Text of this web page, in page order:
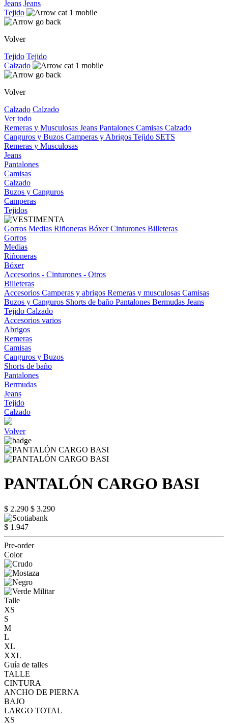
Jeans Jeans
Tejido
Volver
Tejido Tejido
Calzado
Volver
Calzado Calzado
Ver todo
Remeras y Musculosas Jeans Pantalones Camisas Calzado
Canguros y Buzos Camperas y Abrigos Tejido SETS
Remeras y Musculosas
Jeans
Pantalones
Camisas
Calzado
Buzos y Canguros
Camperas
Tejidos
Gorros Medias Riñoneras BóxerCinturones Billeteras
Gorros
Medias
Riñoneras
Bóxer
Accesorios - Cinturones - Otros
Billeteras
Accesorios Camperas y abrigos Remeras y musculosas Camisas
Buzos y Canguros Shorts de baño Pantalones Bermudas Jeans
Tejido Calzado
Accesorios varios
Abrigos
Remeras
Camisas
Canguros y Buzos
Shorts de baño
Pantalones
Bermudas
Jeans
Tejido
Calzado
Volver
PANTALÓN CARGO BASI
$ 2.290 $ 3.290
$ 1.947
Pre-order
Color
Talle
XS
S
M
L
XL
XXL
Guía de talles
TALLE
CINTURA
ANCHO DE PIERNA
BAJO
LARGO TOTAL
XS